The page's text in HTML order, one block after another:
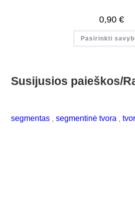
0,90 €
Pasirinkti
Susijusios paieškos/
segmentas ,segmentinė tvora ,